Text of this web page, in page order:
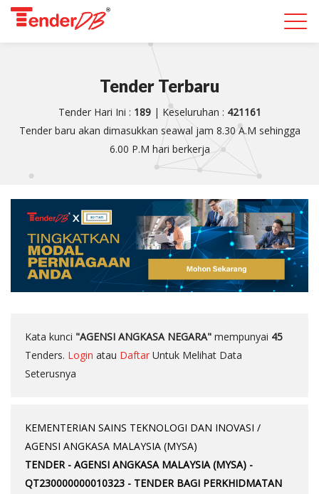
Tender Terbaru
Tender Hari Ini : 189| Keseluruhan : 421161
Tender baru akan dimasukkan seawal jam 8.30 A.M sehingga
6.00 P.M hari berkerja
Kata kunci "AGENSI ANGKASA NEGARA" mempunyai 45
Tenders. Login atau Daftar Untuk Melihat Data
Seterusnya
KEMENTERIAN SAINS TEKNOLOGI DAN INOVASI /
AGENSI ANGKASA MALAYSIA (MYSA)
TENDER - AGENSI ANGKASA MALAYSIA (MYSA) -
QT230000000010323 - TENDER BAGI PERKHIDMATAN